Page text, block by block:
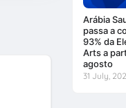
Arábia
passa a
93% da
Arts a
agosto
31 July,